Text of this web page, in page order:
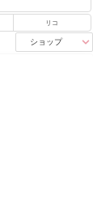
リコ
ショップ